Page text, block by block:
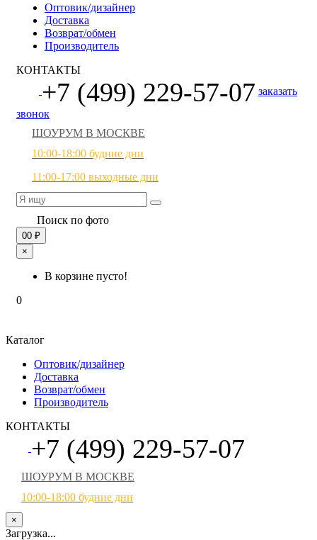
Оптовик/дизайнер
Доставка
Возврат/обмен
Производитель
КОНТАКТЫ
+7 (499) 229-57-07 заказать
звонок
ШОУРУМ В МОСКВЕ
10:00-18:00 будние дни
11:00-17:00 выходные дни
Поиск по фото
00 ₽
×
В корзине пусто!
0
Каталог
Оптовик/дизайнер
Доставка
Возврат/обмен
Производитель
КОНТАКТЫ
+7 (499) 229-57-07
ШОУРУМ В МОСКВЕ
10:00-18:00 будние дни
×
Загрузка...